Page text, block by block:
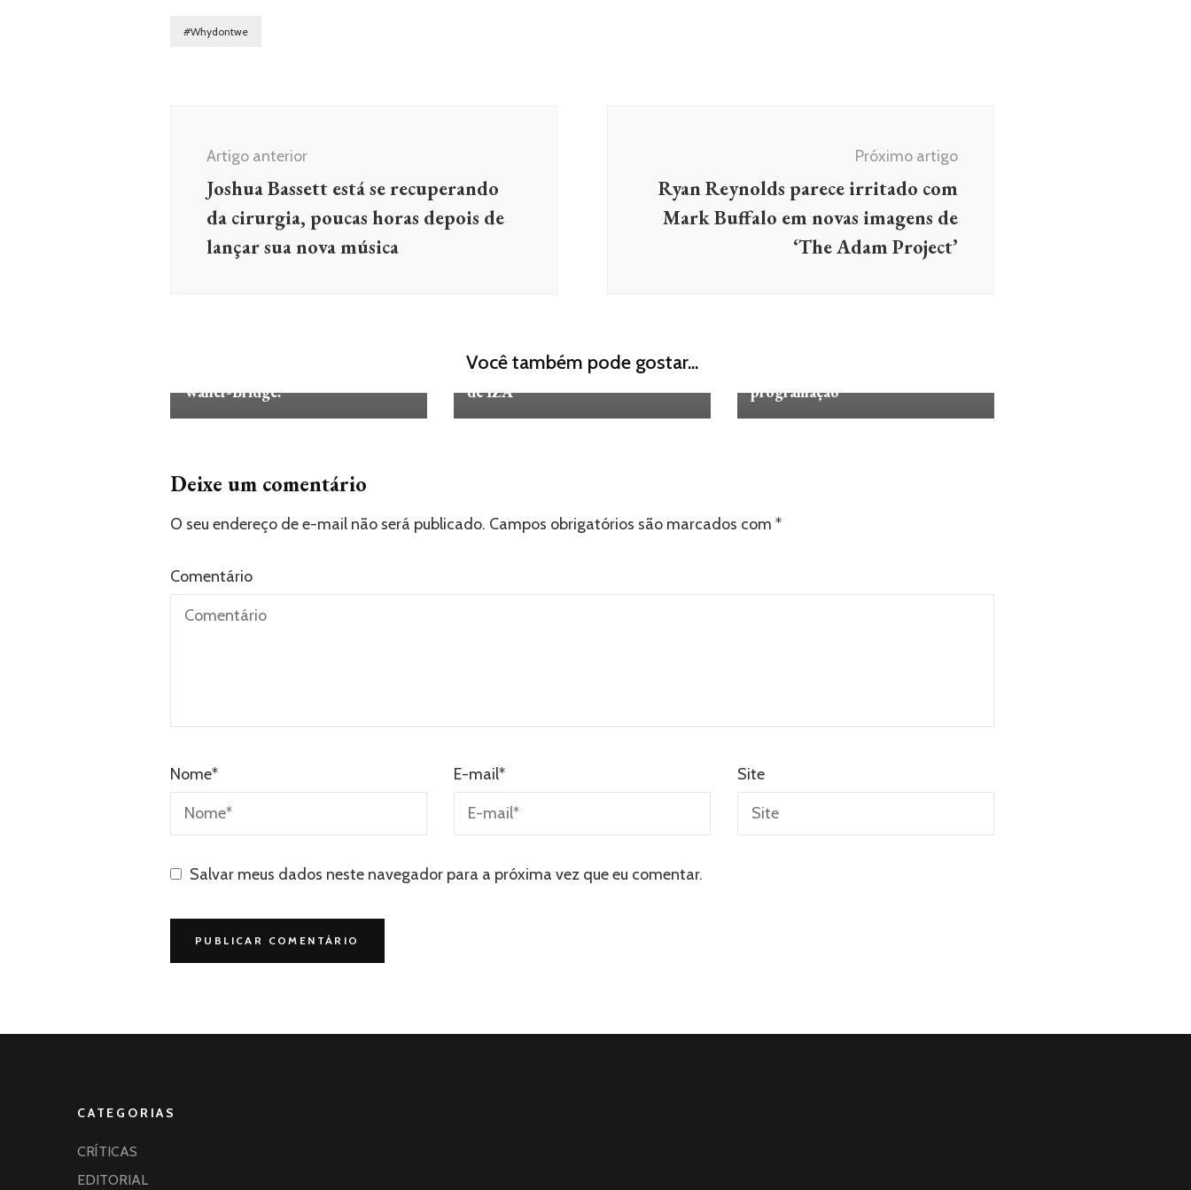
#Whydontwe
postArtigo anterior
Joshua Bassett está se recuperando
da cirurgia, poucas horas depois de
lançar sua nova música
Próximo artigo
Ryan Reynolds parece irritado com
Mark Buffalo em novas imagens de
‘The Adam Project’
Você também pode gostar...
Waller-Bridge.
Sam Smith Lança Nova Versão de
“Lay Me Down” com Participação
de IZA
programação
Deixe um comentário
O seu endereço de e-mail não será publicado. Campos obrigatórios são marcados com *
Comentário
Nome* E-mail* Site
Salvar meus dados neste navegador para a próxima vez que eu comentar.
CATEGORIAS
CRÍTICAS
EDITORIAL